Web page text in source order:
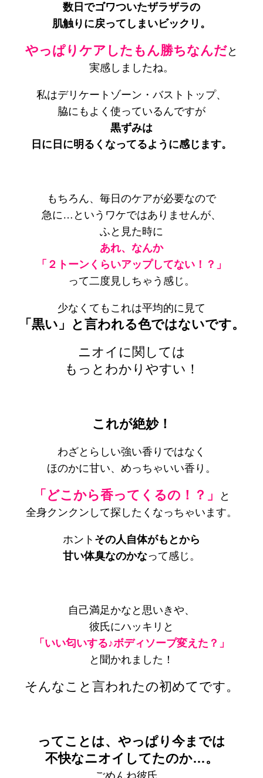
数日でゴワついたザラザラの
肌触りに戻ってしまいビックリ。
やっぱりケアしたもん勝ちなんだと
実感しましたね。
私はデリケートゾーン・バストトップ、
脇にもよく使っているんですが
黒ずみは
日に日に明るくなってるように感じます。
もちろん、毎日のケアが必要なので
急に…というワケではありませんが、
ふと見た時に
あれ、なんか
「２トーンくらいアップしてない！？」
って二度見しちゃう感じ。
少なくてもこれは平均的に見て
「黒い」と言われる色ではないです。
ニオイに関しては
もっとわかりやすい！
これが絶妙！
わざとらしい強い香りではなく
ほのかに甘い、めっちゃいい香り。
「どこから香ってくるの！？」
と
全身クンクンして探したくなっちゃいます。
ホント その人自体がもとから
甘い体臭なのかなって感じ。
自己満足かなと思いきや、
彼氏にハッキリと
「いい匂いする♪ボディソープ変えた？」
と聞かれました！
そんなこと言われたの初めてです。
ってことは、やっぱり今までは
不快なニオイしてたのか…。
ごめんね彼氏。